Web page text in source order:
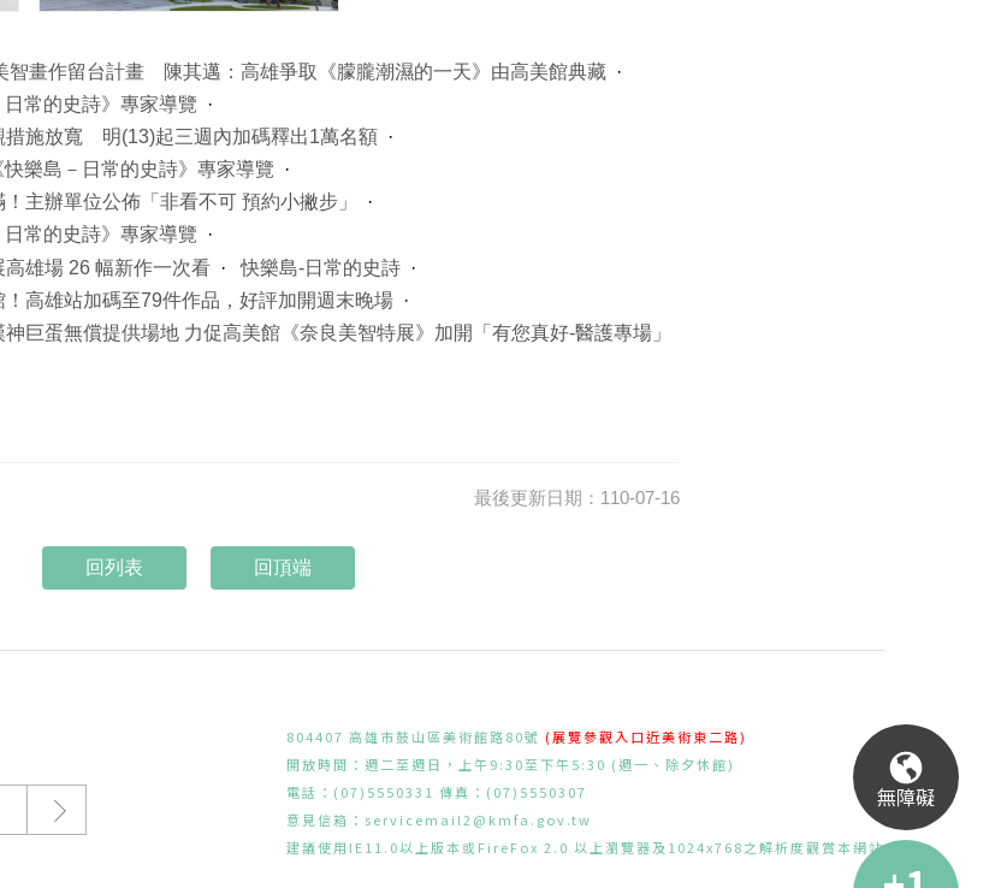
智畫作留台計畫 陳其邁：高雄爭取《朦朧潮濕的一天》由高美館典藏
常的史詩》專家導覽
措施放寬 明(13)起三週內加碼釋出1萬名額
樂島－日常的史詩》專家導覽
主辦單位公佈「非看不可 預約小撇步」
常的史詩》專家導覽
雄場 26 幅新作一次看
快樂島-日常的史詩
！高雄站加碼至79件作品，好評加開週末晚場
巨蛋無償提供場地 力促高美館《奈良美智特展》加開「有您真好-醫護專場」
最後更新日期：110-07-16
回頂端
804407 高雄市鼓山區美術館路80號 (展覽參觀入口近美術東二路)
開放時間：週二至週日，上午9:30至下午5:30 (週一、除夕休館)
電話：(07)5550331 傳真：(07)5550307
意見信箱： servicemail2@kmfa.gov.tw
建議使用IE11.0以上版本或FireFox 2.0 以上瀏覽器及1024x768之解析度觀賞本網站
無障礙